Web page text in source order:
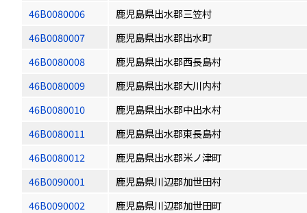
46B0080006
鹿児島県出水郡三笠村
46B0080007
鹿児島県出水郡出水町
46B0080008
鹿児島県出水郡西長島村
46B0080009
鹿児島県出水郡大川内村
46B0080010
鹿児島県出水郡中出水村
46B0080011
鹿児島県出水郡東長島村
46B0080012
鹿児島県出水郡米ノ津町
46B0090001
鹿児島県川辺郡加世田村
46B0090002
鹿児島県川辺郡加世田町